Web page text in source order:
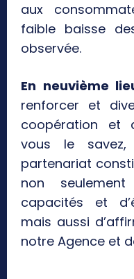
aux
faible baisse
observée.
En neuvième
renforcer et
coopération et
vous le
partenariat
non
capacités et
mais aussi
notre Agence et